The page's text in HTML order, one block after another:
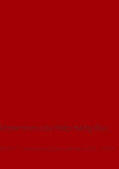
cửa thép hàng đầu
- www.baogiacuathep.com | Đơn